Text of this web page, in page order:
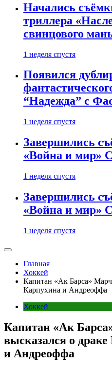
Начались
триллера
свинцового
1 неделя спустя
Появился
“Надежда” с
1 неделя спустя
Завершились
«Война и мир»
1 неделя спустя
Завершились
«Война и мир»
1 неделя спустя
Главная
Хоккей
Капитан «Ак Барса»
Карпухина и Андреоффа
Хоккей
Капитан «Ак
высказался о
и Андреоффа